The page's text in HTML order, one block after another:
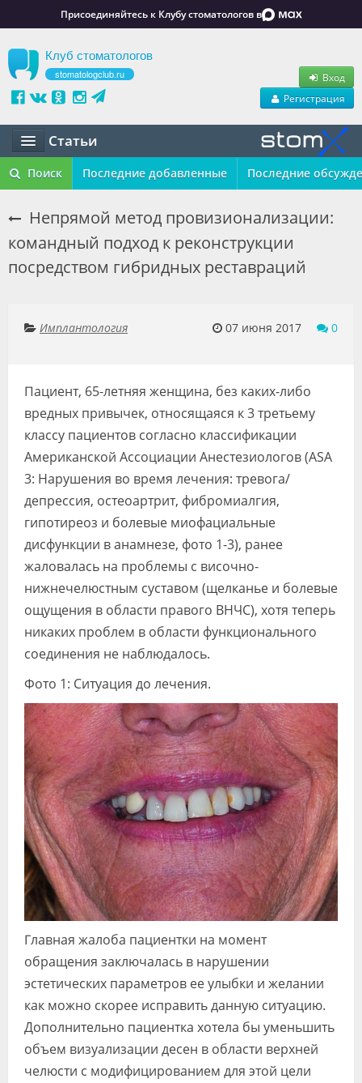
Присоединяйтесь к Клубу стоматологов в
Клуб стоматологов
stomatologclub.ru
Вход
Регистрация
Статьи
Статьи
Обучение
Вакансии
Форум
Клиники
Специалисты
Галерея
Блоги
Поиск Последние добавленные Последние
Непрямой метод провизионализации:
командный подход к реконструкции
посредством гибридных реставраций
Имплантология 07 июня 2017 0
Пациент, 65-летняя женщина, без каких-либо
вредных привычек, относящаяся к 3 третьему
классу пациентов согласно классификации
Американской Ассоциации Анестезиологов (ASA
3: Нарушения во время лечения: тревога/
депрессия, остеоартрит, фибромиалгия,
гипотиреоз и болевые миофациальные
дисфункции в анамнезе, фото 1-3), ранее
жаловалась на проблемы с височно-
нижнечелюстным суставом (щелканье и болевые
ощущения в области правого ВНЧС), хотя теперь
никаких проблем в области функционального
соединения не наблюдалось.
Фото 1: Ситуация до лечения.
Главная жалоба пациентки на момент
обращения заключалась в нарушении
эстетических параметров ее улыбки и желании
как можно скорее исправить данную ситуацию.
Дополнительно пациентка хотела бы уменьшить
объем визуализации десен в области верхней
челюсти с модифицированием для этой цели